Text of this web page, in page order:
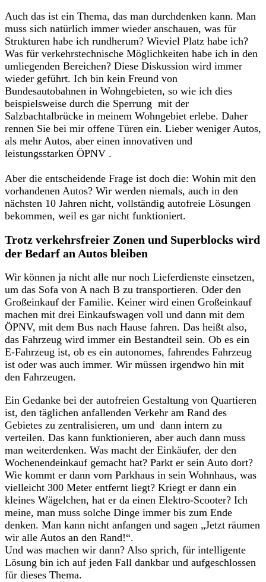
Auch das ist ein Thema, das man durchdenken kann. Man
muss sich natürlich immer wieder anschauen, was für
Strukturen habe ich rundherum? Wieviel Platz habe ich?
Was für verkehrstechnische Möglichkeiten habe ich in den
umliegenden Bereichen? Diese Diskussion wird immer
wieder geführt. Ich bin kein Freund von
Bundesautobahnen in Wohngebieten, so wie ich dies
beispielsweise durch die Sperrung mit der
Salzbachtalbrücke in meinem Wohngebiet erlebe. Daher
rennen Sie bei mir offene Türen ein. Lieber weniger Autos,
als mehr Autos, aber einen innovativen und
leistungsstarken ÖPNV .
Aber die entscheidende Frage ist doch die: Wohin mit den
vorhandenen Autos? Wir werden niemals, auch in den
nächsten 10 Jahren nicht, vollständig autofreie Lösungen
bekommen, weil es gar nicht funktioniert.
Trotz verkehrsfreier Zonen und Superblocks wird
der Bedarf an Autos bleiben
Wir können ja nicht alle nur noch Lieferdienste einsetzen,
um das Sofa von A nach B zu transportieren. Oder den
Großeinkauf der Familie. Keiner wird einen Großeinkauf
machen mit drei Einkaufswagen voll und dann mit dem
ÖPNV, mit dem Bus nach Hause fahren. Das heißt also,
das Fahrzeug wird immer ein Bestandteil sein. Ob es ein
E-Fahrzeug ist, ob es ein autonomes, fahrendes Fahrzeug
ist oder was auch immer. Wir müssen irgendwo hin mit
den Fahrzeugen.
Ein Gedanke bei der autofreien Gestaltung von Quartieren
ist, den täglichen anfallenden Verkehr am Rand des
Gebietes zu zentralisieren, um und dann intern zu
verteilen. Das kann funktionieren, aber auch dann muss
man weiterdenken. Was macht der Einkäufer, der den
Wochenendeinkauf gemacht hat? Parkt er sein Auto dort?
Wie kommt er dann vom Parkhaus in sein Wohnhaus, was
vielleicht 300 Meter entfernt liegt? Kriegt er dann ein
kleines Wägelchen, hat er da einen Elektro-Scooter? Ich
meine, man muss solche Dinge immer bis zum Ende
denken. Man kann nicht anfangen und sagen „Jetzt räumen
wir alle Autos an den Rand!“.
Und was machen wir dann? Also sprich, für intelligente
Lösung bin ich auf jeden Fall dankbar und aufgeschlossen
für dieses Thema.